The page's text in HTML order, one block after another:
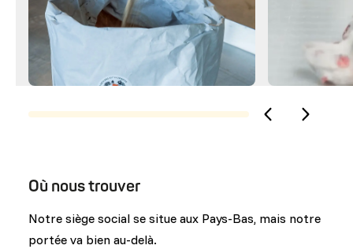
Où nous trouver
Notre siège social se situe aux Pays-Bas, mais notre
portée va bien au-delà.